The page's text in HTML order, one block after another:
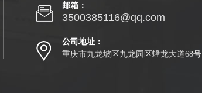
邮箱：
3500385116@qq.com
公司地址：
重庆市九龙坡区九龙园区蟠龙大道68号